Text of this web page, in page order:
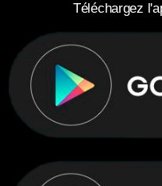
Téléchargez